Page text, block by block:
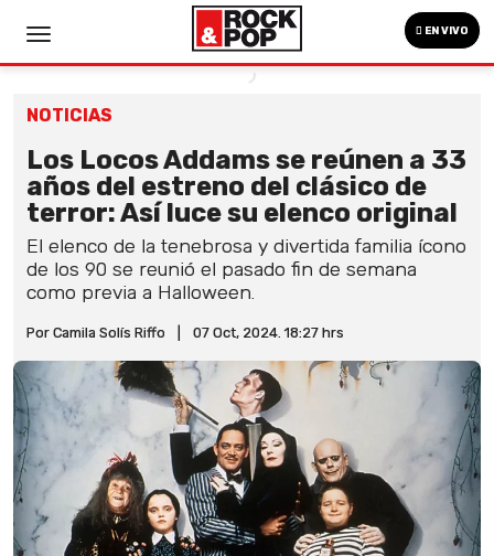
EN VIVO
NOTICIAS
Los Locos Addams se reúnen a 33
años del estreno del clásico de
terror: Así luce su elenco original
El elenco de la tenebrosa y divertida familia ícono
de los 90 se reunió el pasado fin de semana
como previa a Halloween.
Por Camila Solís Riffo 07 Oct, 2024. 18:27 hrs